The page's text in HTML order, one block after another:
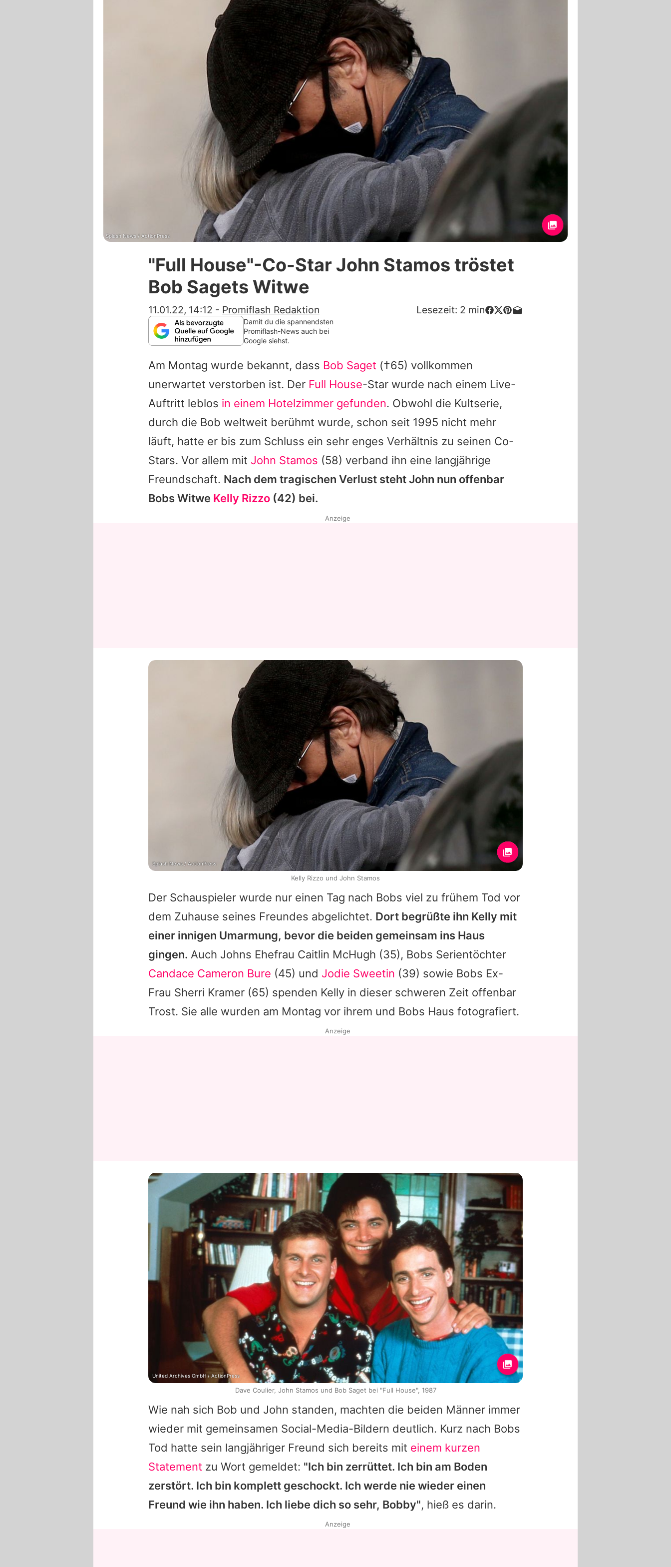
Filme & Serien
Lifestyle
Familie & Liebe
Promiflash Exklusiv
Alle Themen auf Promiflash
App runterladen
Team
Redaktionelle Richtlinien
Impressum
Datenschutzerklärung
Nutzungsbedingungen
Utiq verwalten
Splash News / ActionPress
"Full House"-Co-Star John Stamos tröstet
Bob Sagets Witwe
11.01.22, 14:12 - Promiflash Redaktion Lesezeit: 2 min
Damit du die spannendsten
Promiflash-News auch bei
Google siehst.
Am Montag wurde bekannt, dass Bob Saget (†65) vollkommen
unerwartet verstorben ist. Der Full House-Star wurde nach einem Live-
Auftritt leblos in einem Hotelzimmer gefunden. Obwohl die Kultserie,
durch die Bob weltweit berühmt wurde, schon seit 1995 nicht mehr
läuft, hatte er bis zum Schluss ein sehr enges Verhältnis zu seinen Co-
Stars. Vor allem mit John Stamos (58) verband ihn eine langjährige
Freundschaft. Nach dem tragischen Verlust stehtJohn nun offenbar
BobsWitwe Kelly Rizzo (42) bei.
Der Schauspieler wurde nur einen Tag nach Bobs viel zu frühem Tod vor
dem Zuhause seines Freundes abgelichtet. Dort begrüßte ihn Kelly mit
einer innigen Umarmung, bevor die beiden gemeinsam ins Haus
gingen. Auch Johns Ehefrau Caitlin McHugh (35), Bobs Serientöchter
Candace Cameron Bure (45) und Jodie Sweetin (39) sowie Bobs Ex-
Frau Sherri Kramer (65) spenden Kelly in dieser schweren Zeit offenbar
Trost. Sie alle wurden am Montag vor ihrem und Bobs Haus fotografiert.
Wie nah sich Bob und John standen, machten die beiden Männer immer
wieder mit gemeinsamen Social-Media-Bildern deutlich. Kurz nach Bobs
Tod hatte sein langjähriger Freund sich bereits mit einem kurzen
Statement zu Wort gemeldet: "Ich bin zerrüttet. Ich bin am Boden
zerstört. Ich bin komplett geschockt. Ich werde nie wieder einen
Freund wie ihn haben. Ich liebe dich so sehr, Bobby", hieß es darin.
Anzeige
Splash News / ActionPress
Kelly Rizzo und John Stamos
Anzeige
United Archives GmbH / ActionPress
Dave Coulier, John Stamos und Bob Saget bei "Full House", 1987
Anzeige